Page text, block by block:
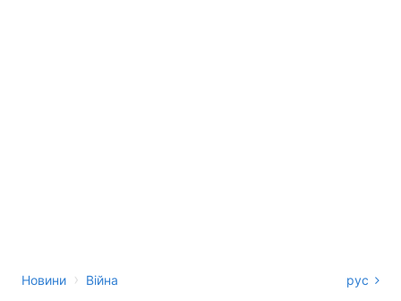
Новини › Війна рус